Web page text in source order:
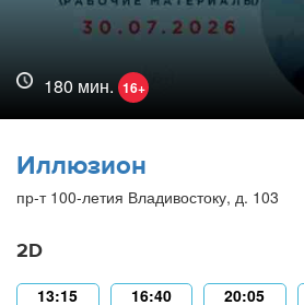
180 мин. 16+
Иллюзион
пр-т 100-летия Владивостоку, д. 103
2D
13:15
16:40
20:05